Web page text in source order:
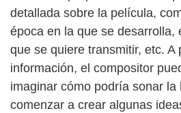
detallada sobre la película,
época en la que se desarrolla,
que se quiere transmitir, etc. A
información, el compositor
imaginar cómo podría sonar la
comenzar a crear algunas